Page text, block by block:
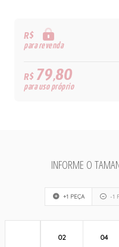
R$
para revenda
R$79,80
para uso próprio
INFORME O
+1 PEÇA -1
02 04